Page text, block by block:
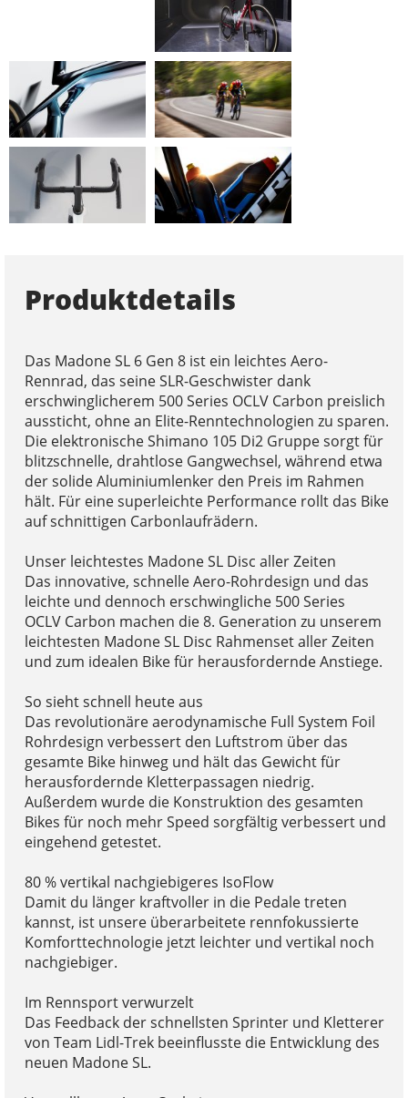
Produktdetails
Das Madone SL 6 Gen 8 ist ein leichtes Aero-
Rennrad, das seine SLR-Geschwister dank
erschwinglicherem 500 Series OCLV Carbon preislich
aussticht, ohne an Elite-Renntechnologien zu sparen.
Die elektronische Shimano 105 Di2 Gruppe sorgt für
blitzschnelle, drahtlose Gangwechsel, während etwa
der solide Aluminiumlenker den Preis im Rahmen
hält. Für eine superleichte Performance rollt das Bike
auf schnittigen Carbonlaufrädern.
Unser leichtestes Madone SL Disc aller Zeiten
Das innovative, schnelle Aero-Rohrdesign und das
leichte und dennoch erschwingliche 500 Series
OCLV Carbon machen die 8. Generation zu unserem
leichtesten Madone SL Disc Rahmenset aller Zeiten
und zum idealen Bike für herausfordernde Anstiege.
So sieht schnell heute aus
Das revolutionäre aerodynamische Full System Foil
Rohrdesign verbessert den Luftstrom über das
gesamte Bike hinweg und hält das Gewicht für
herausfordernde Kletterpassagen niedrig.
Außerdem wurde die Konstruktion des gesamten
Bikes für noch mehr Speed sorgfältig verbessert und
eingehend getestet.
80 % vertikal nachgiebigeres IsoFlow
Damit du länger kraftvoller in die Pedale treten
kannst, ist unsere überarbeitete rennfokussierte
Komforttechnologie jetzt leichter und vertikal noch
nachgiebiger.
Im Rennsport verwurzelt
Das Feedback der schnellsten Sprinter und Kletterer
von Team Lidl-Trek beeinflusste die Entwicklung des
neuen Madone SL.